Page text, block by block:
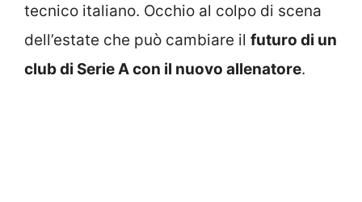
tecnico italiano. Occhio al colpo di scena
dell’estate che può cambiare il futuro di un
club di Serie A con il nuovo allenatore.